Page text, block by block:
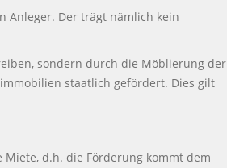
Anleger. Der trägt nämlich kein
sondern durch die Möblierung der
staatlich gefördert. Dies gilt
d.h. die Förderung kommt dem